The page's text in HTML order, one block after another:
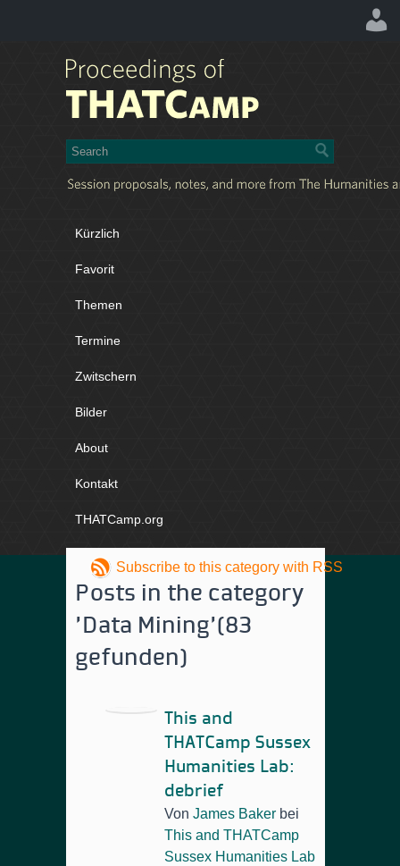
Kürzlich
Favorit
Themen
Termine
Zwitschern
Bilder
About
Kontakt
THATCamp.org
Subscribe to this category with RSS
Posts in the category
'Data Mining'(83
gefunden)
This and
THATCamp Sussex
Humanities Lab:
debrief
Von James Baker bei
This and THATCamp
Sussex Humanities Lab